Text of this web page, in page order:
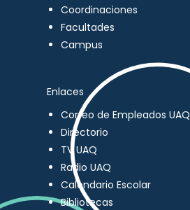
Coordinaciones
Facultades
Campus
Enlaces
Correo de Empleados UAQ
Directorio
TV UAQ
Radio UAQ
Calendario Escolar
Bibliotecas